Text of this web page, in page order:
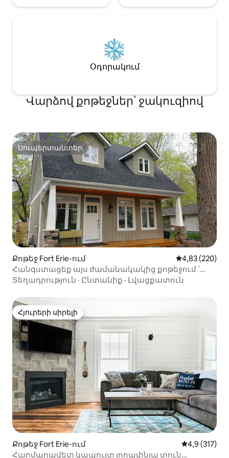
Օդորակում
Վարձով քոթեջներ՝ ջակուզիով
Սուպերտանտեր
Սուպերտանտեր
Քոթեջ Fort Erie-ում Միջին
4,83 (220)
Հանգստացեք այս ժամանակակից քոթեջում ՝
սպա կենտրոնով
Տեղադրություն · Ընտանիք · Լվացքատուն
Հյուրերի սիրելի
Հյուրերի սիրելի
Քոթեջ Fort Erie-ում Միջին
4,9 (317)
Հարմարավետ կապույտ լողափնյա տուն